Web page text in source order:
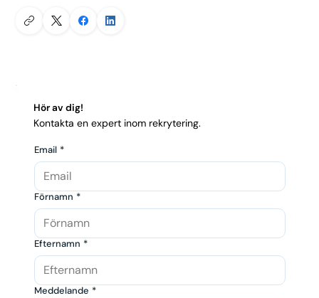
Hör av dig!
Kontakta en expert inom rekrytering.
Email *
Förnamn *
Efternamn *
Meddelande *